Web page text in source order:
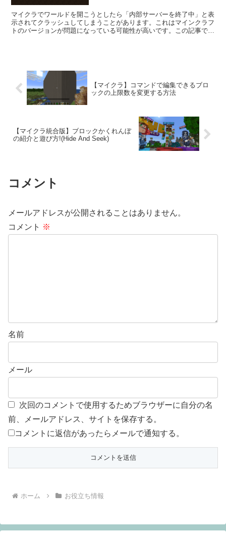
マイクラでワールドを開こうとしたら「内部サーバーを終了中」と表
示されてクラッシュしてしまうことがあります。これはマインクラフ
トのバージョンが問題になっている可能性が高いです。この記事では
【マイクラ】コマンドで編集できるブロ
ックの上限数を変更する方法
【マイクラ統合版】ブロックかくれんぼ
の紹介と遊び方!(Hide And Seek)
コメント
メールアドレスが公開されることはありません。
コメント ※
名前
メール
次回のコメントで使用するためブラウザーに自分の名
前、メールアドレス、サイトを保存する。
コメントに返信があったらメールで通知する。
ホーム お役立ち情報